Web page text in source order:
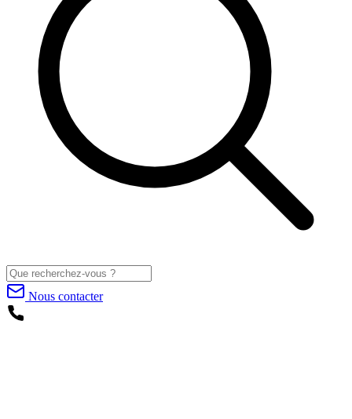
Nous contacter